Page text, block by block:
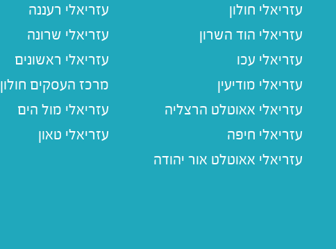
עזריאלי חולון
עזריאלי הוד השרון
עזריאלי עכו
עזריאלי מודיעין
עזריאלי אאוטלט הרצליה
עזריאלי חיפה
עזריאלי אאוטלט אור יהודה
עזריאלי רעננה
עזריאלי שרונה
עזריאלי ראשונים
מרכז העסקים חולון
עזריאלי מול הים
עזריאלי טאון